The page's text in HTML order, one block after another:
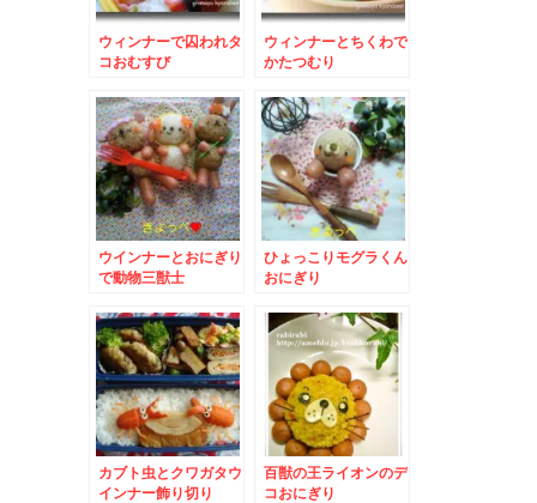
ウィンナーで囚われタ
コおむすび
ウィンナーとちくわで
かたつむり
ウインナーとおにぎり
で動物三獣士
ひょっこりモグラくん
おにぎり
カブト虫とクワガタウ
インナー飾り切り
百獣の王ライオンのデ
コおにぎり